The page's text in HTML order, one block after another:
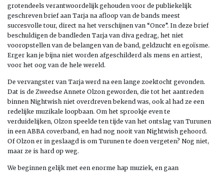
grotendeels verantwoordelijk gehouden voor de publiekelijk
geschreven brief aan Tarja na afloop van de bands meest
succesvolle tour, direct na het verschijnen van “Once”. In deze brief
beschuldigen de bandleden Tarja van diva gedrag, het niet
vooropstellen van de belangen van de band, geldzucht en egoïsme.
Erger kan je bijna niet worden afgeschilderd als mens en artiest,
voor het oog van de hele wereld.
De vervangster van Tarja werd na een lange zoektocht gevonden.
Dat is de Zweedse Annete Olzon geworden, die tot het aantreden
binnen Nightwish niet overdreven bekend was, ook al had ze een
redelijke muzikale loopbaan. Om het sprookje even te
verduidelijken, Olzon speelde ten tijde van het ontslag van Turunen
in een ABBA coverband, en had nog nooit van Nightwish gehoord.
Of Olzon er in geslaagd is om Turunen te doen vergeten? Nog niet,
maar ze is hard op weg.
We beginnen gelijk met een enorme hap muziek, en gaan